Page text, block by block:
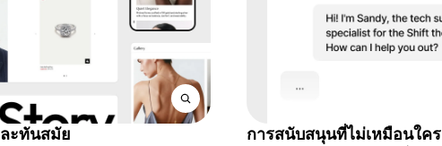
ะทันสมัย
การสนับสนุนที่ไม่เหมือนใคร